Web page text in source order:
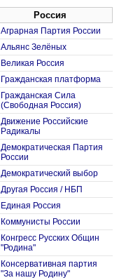
Россия
Аграрная Партия России
Альянс Зелёных
Великая Россия
Гражданская платформа
Гражданская Сила
(Свободная Россия)
Движение Российские
Радикалы
Демократическая Партия
России
Демократический выбор
Другая Россия / НБП
Единая Россия
Коммунисты России
Конгресс Русских Общин
"Родина"
Консервативная партия
"За нашу Родину"